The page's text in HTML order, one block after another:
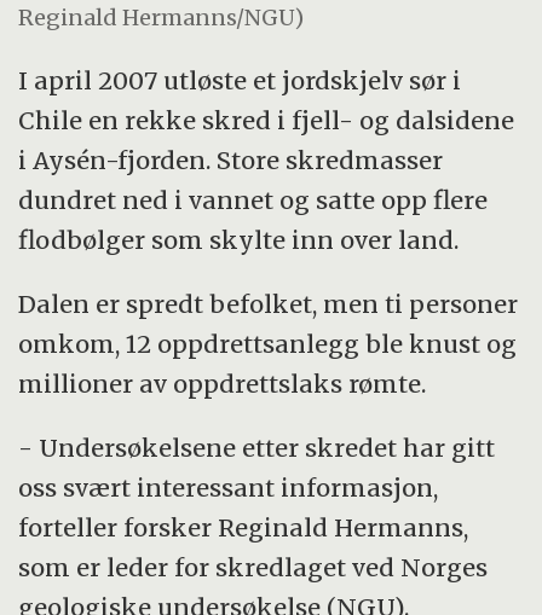
Reginald Hermanns/NGU)
I april 2007 utløste et jordskjelv sør i
Chile en rekke skred i fjell- og dalsidene
i Aysén-fjorden. Store skredmasser
dundret ned i vannet og satte opp flere
flodbølger som skylte inn over land.
Dalen er spredt befolket, men ti personer
omkom, 12 oppdrettsanlegg ble knust og
millioner av oppdrettslaks rømte.
- Undersøkelsene etter skredet har gitt
oss svært interessant informasjon,
forteller forsker Reginald Hermanns,
som er leder for skredlaget ved Norges
geologiske undersøkelse (NGU).